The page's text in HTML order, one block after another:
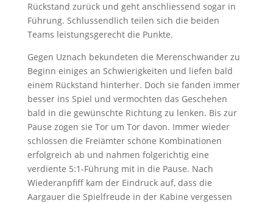
Rückstand zurück und geht anschliessend sogar in
Führung. Schlussendlich teilen sich die beiden
Teams leistungsgerecht die Punkte.
Gegen Uznach bekundeten die Merenschwander zu
Beginn einiges an Schwierigkeiten und liefen bald
einem Rückstand hinterher. Doch sie fanden immer
besser ins Spiel und vermochten das Geschehen
bald in die gewünschte Richtung zu lenken. Bis zur
Pause zogen sie Tor um Tor davon. Immer wieder
schlossen die Freiämter schöne Kombinationen
erfolgreich ab und nahmen folgerichtig eine
verdiente 5:1-Führung mit in die Pause. Nach
Wiederanpfiff kam der Eindruck auf, dass die
Aargauer die Spielfreude in der Kabine vergessen